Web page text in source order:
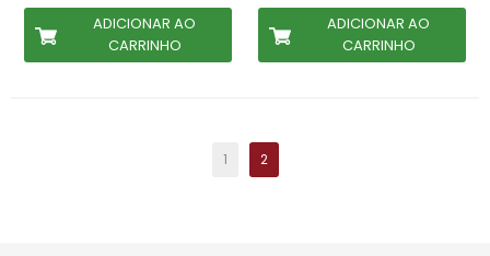
ADICIONAR AO
CARRINHO
ADICIONAR AO
CARRINHO
1 2